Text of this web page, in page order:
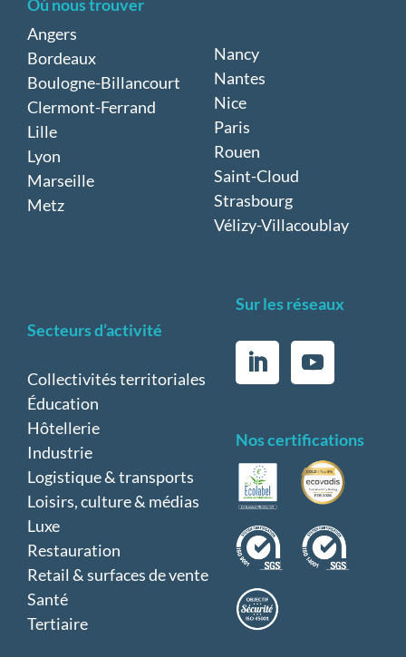
Où nous trouver
Angers
Bordeaux
Boulogne-Billancourt
Clermont-Ferrand
Lille
Lyon
Marseille
Metz
Nancy
Nantes
Nice
Paris
Rouen
Saint-Cloud
Strasbourg
Vélizy-Villacoublay
Secteurs d’activité
Collectivités territoriales
Éducation
Hôtellerie
Industrie
Logistique & transports
Loisirs, culture & médias
Luxe
Restauration
Retail & surfaces de vente
Santé
Tertiaire
Sur les réseaux
Nos certifications